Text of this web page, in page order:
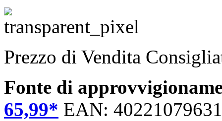
Prezzo di Vendita
Fonte di
65,99* EAN: